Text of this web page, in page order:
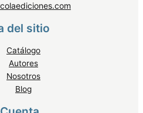
del sitio
Catálogo
Autores
Nosotros
Blog